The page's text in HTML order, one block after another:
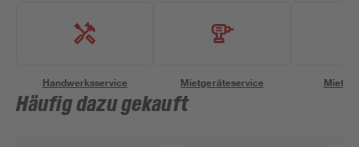
Handwerksservice Mietgeräteservice
Häufig dazu gekauft